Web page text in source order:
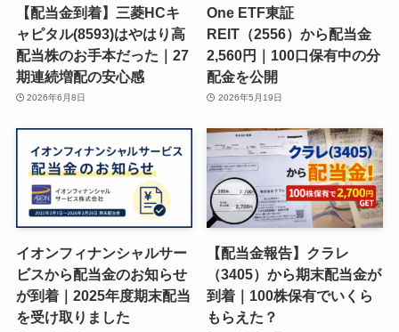
【配当金到着】三菱HCキ
ャピタル(8593)はやはり高
配当株のお手本だった｜27
期連続増配の安心感
2026年6月8日
One ETF東証
REIT（2556）から配当金
2,560円｜100口保有中の分
配金を公開
2026年5月19日
イオンフィナンシャルサー
ビスから配当金のお知らせ
が到着｜2025年度期末配当
を受け取りました
【配当金報告】クラレ
（3405）から期末配当金が
到着｜100株保有でいくら
もらえた？